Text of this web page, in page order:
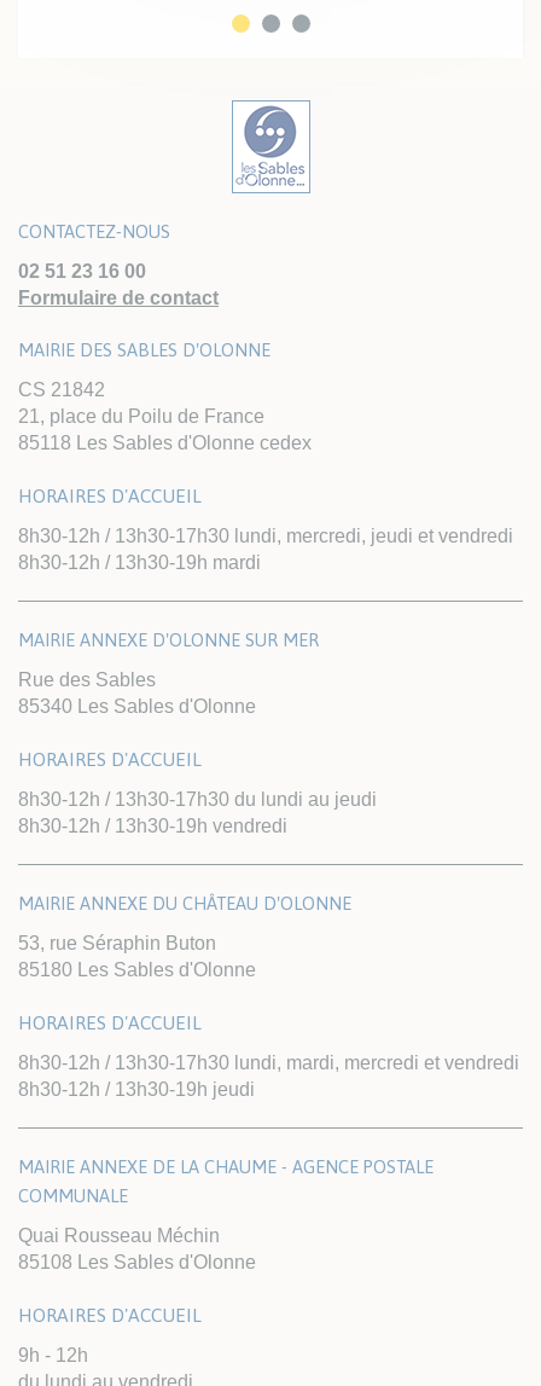
CONTACTEZ-NOUS
02 51 23 16 00
Formulaire de contact
MAIRIE DES SABLES D'OLONNE
CS 21842
21, place du Poilu de France
85118 Les Sables d'Olonne cedex
HORAIRES D'ACCUEIL
8h30-12h / 13h30-17h30 lundi, mercredi, jeudi et vendredi
8h30-12h / 13h30-19h mardi
MAIRIE ANNEXE D'OLONNE SUR MER
Rue des Sables
85340 Les Sables d'Olonne
HORAIRES D'ACCUEIL
8h30-12h / 13h30-17h30 du lundi au jeudi
8h30-12h / 13h30-19h vendredi
MAIRIE ANNEXE DU CHÂTEAU D'OLONNE
53, rue Séraphin Buton
85180 Les Sables d'Olonne
HORAIRES D'ACCUEIL
8h30-12h / 13h30-17h30 lundi, mardi, mercredi et vendredi
8h30-12h / 13h30-19h jeudi
MAIRIE ANNEXE DE LA CHAUME - AGENCE POSTALE
COMMUNALE
Quai Rousseau Méchin
85108 Les Sables d'Olonne
HORAIRES D'ACCUEIL
9h - 12h